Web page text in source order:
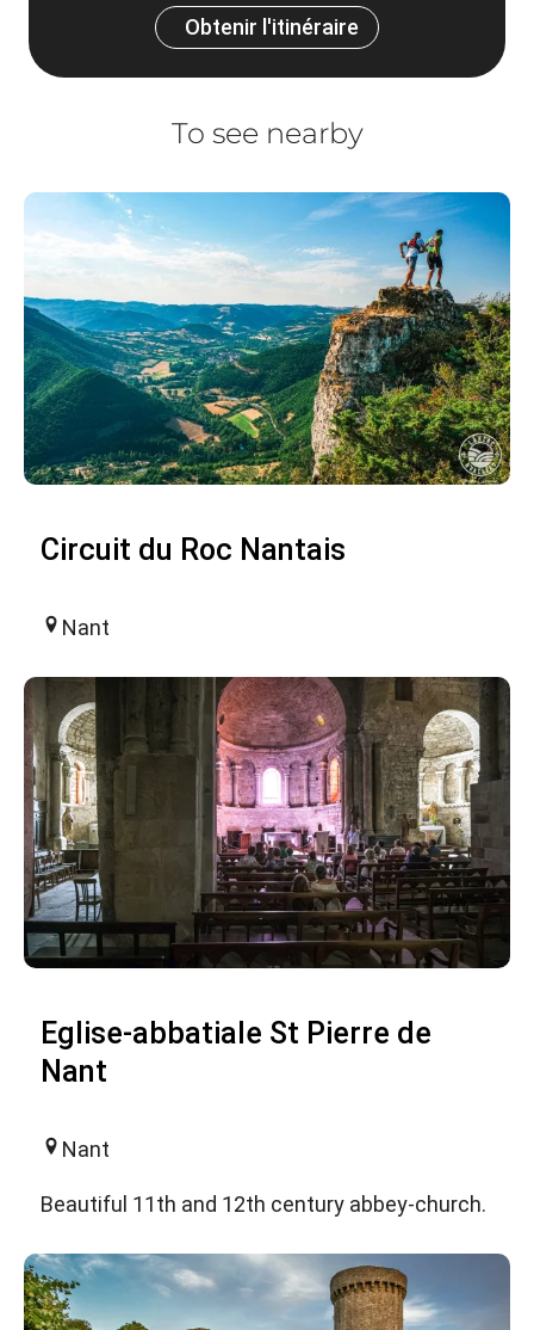
Obtenir l'itinéraire
To see nearby
Circuit du Roc Nantais
Nant
Eglise-abbatiale St Pierre de
Nant
Nant
Beautiful 11th and 12th century abbey-church.